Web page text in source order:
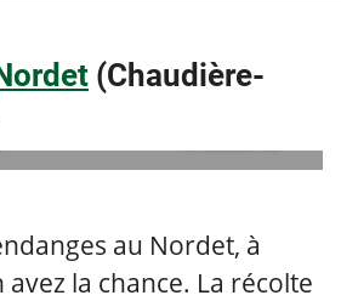
(Chaudière-
au Nordet, à
avez la chance. La récolte